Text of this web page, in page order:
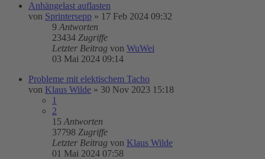
Anhängelast auflasten
von Sprintersepp » 17 Feb 2024 09:32
9 Antworten
23434 Zugriffe
Letzter Beitrag von WuWei
03 Mai 2024 09:14
Probleme mit elektischem Tacho
von Klaus Wilde » 30 Nov 2023 15:18
1
2
15 Antworten
37798 Zugriffe
Letzter Beitrag von Klaus Wilde
01 Mai 2024 07:58